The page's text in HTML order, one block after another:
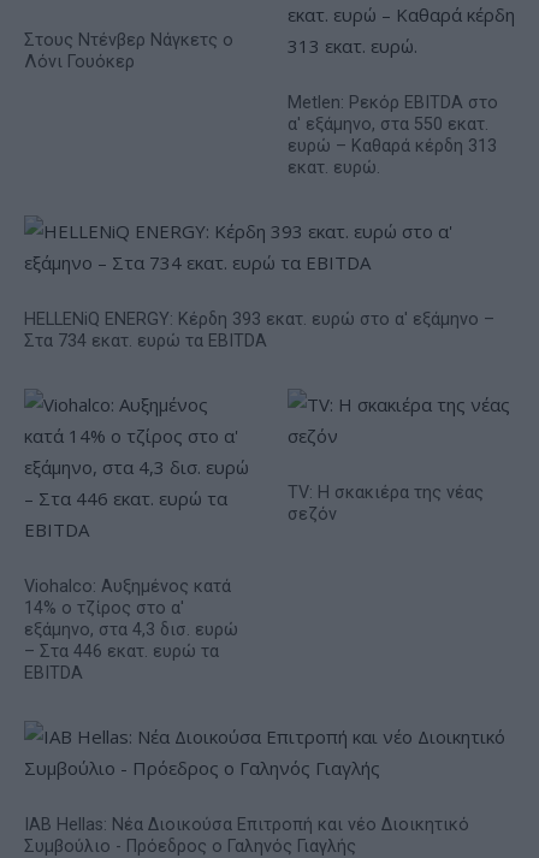
Στους Ντένβερ Νάγκετς ο
Λόνι Γουόκερ
Metlen: Ρεκόρ EBITDA στο
α' εξάμηνο, στα 550 εκατ.
ευρώ – Καθαρά κέρδη 313
εκατ. ευρώ.
HELLENiQ ENERGY: Κέρδη 393 εκατ. ευρώ στο α' εξάμηνο –
Στα 734 εκατ. ευρώ τα EBITDA
Viohalco: Αυξημένος κατά
14% ο τζίρος στο α'
εξάμηνο, στα 4,3 δισ. ευρώ
– Στα 446 εκατ. ευρώ τα
EBITDA
TV: Η σκακιέρα της νέας
σεζόν
IAB Hellas: Νέα Διοικούσα Επιτροπή και νέο Διοικητικό
Συμβούλιο - Πρόεδρος ο Γαληνός Γιαγλής